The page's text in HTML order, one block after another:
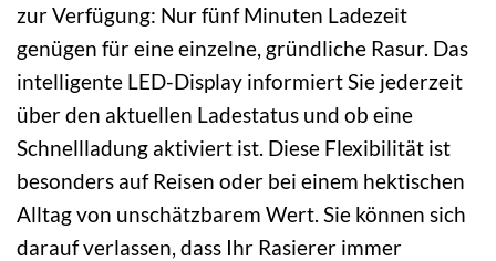
zur Verfügung: Nur fünf Minuten Ladezeit
genügen für eine einzelne, gründliche Rasur. Das
intelligente LED-Display informiert Sie jederzeit
über den aktuellen Ladestatus und ob eine
Schnellladung aktiviert ist. Diese Flexibilität ist
besonders auf Reisen oder bei einem hektischen
Alltag von unschätzbarem Wert. Sie können sich
darauf verlassen, dass Ihr Rasierer immer